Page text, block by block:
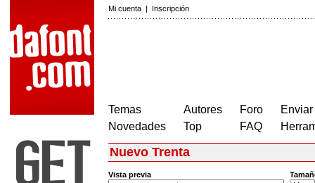
Mi cuenta | Inscripción
Temas
Novedades
Autores
Top
Foro
FAQ
Nuevo Trenta
Vista previa